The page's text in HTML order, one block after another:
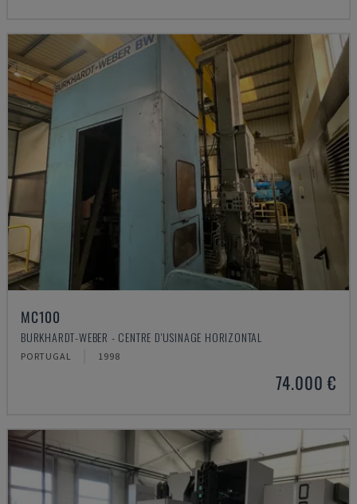
MC100
BURKHARDT-WEBER - CENTRE D'USINAGE HORIZONTAL
PORTUGAL 1998
74.000 €